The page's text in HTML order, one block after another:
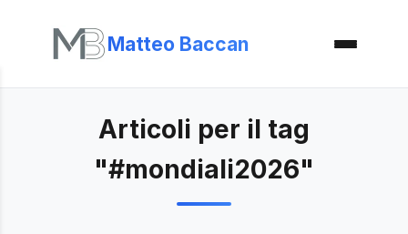
Matteo Baccan
Articoli per il tag
"#mondiali2026"